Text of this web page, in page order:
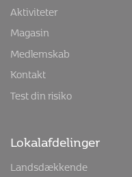
Aktiviteter
Magasin
Medlemskab
Kontakt
Test din risiko
Lokalafdelinger
Landsdækkende